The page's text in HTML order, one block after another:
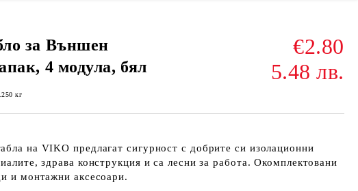
за Външен
4 модула, бял
€2.80
5.48 лв.
кг
на VIKO предлагат сигурност с добрите си изолационни
здрава конструкция и са лесни за работа. Окомплектовани
и монтажни аксесоари.